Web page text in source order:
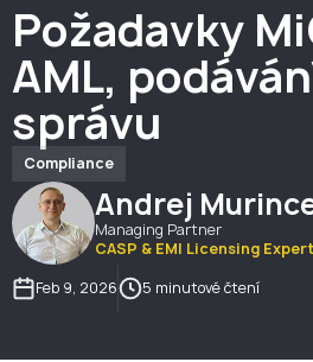
Požadavky
AML,
správu
Compliance
Andrej
Managing Partner
CASP & EMI Licensing Expert
Feb 9, 2026
5 minutové čtení